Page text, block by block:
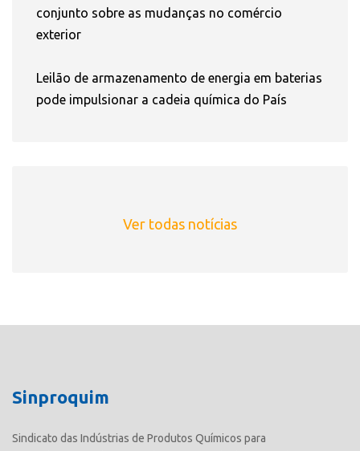
conjunto sobre as mudanças no comércio
exterior
Leilão de armazenamento de energia em baterias
pode impulsionar a cadeia química do País
Ver todas notícias
Sinproquim
Sindicato das Indústrias de Produtos Químicos para